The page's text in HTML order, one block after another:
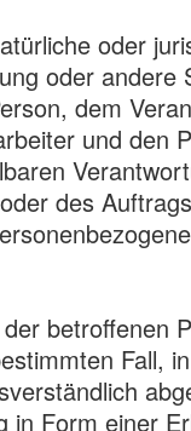
oder
oder andere
dem
und den
des
betroffenen
Fall,
in Form einer